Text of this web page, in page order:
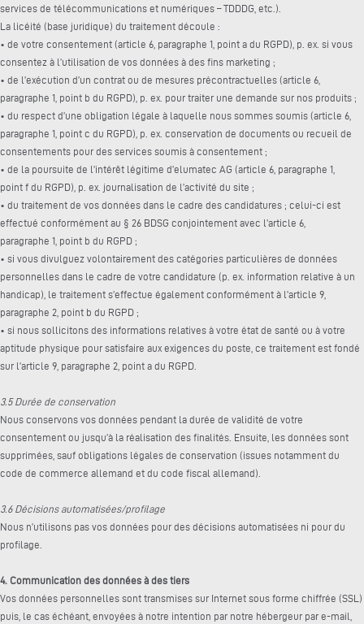
services de télécommunications et numériques – TDDDG, etc.).
La licéité (base juridique) du traitement découle :
• de votre consentement (article 6, paragraphe 1, point a du RGPD), p. ex. si vous
consentez à l’utilisation de vos données à des fins marketing ;
• de l’exécution d’un contrat ou de mesures précontractuelles (article 6,
paragraphe 1, point b du RGPD), p. ex. pour traiter une demande sur nos produits ;
• du respect d’une obligation légale à laquelle nous sommes soumis (article 6,
paragraphe 1, point c du RGPD), p. ex. conservation de documents ou recueil de
consentements pour des services soumis à consentement ;
• de la poursuite de l’intérêt légitime d’elumatec AG (article 6, paragraphe 1,
point f du RGPD), p. ex. journalisation de l’activité du site ;
• du traitement de vos données dans le cadre des candidatures ; celui-ci est
effectué conformément au § 26 BDSG conjointement avec l’article 6,
paragraphe 1, point b du RGPD ;
• si vous divulguez volontairement des catégories particulières de données
personnelles dans le cadre de votre candidature (p. ex. information relative à un
handicap), le traitement s’effectue également conformément à l’article 9,
paragraphe 2, point b du RGPD ;
• si nous sollicitons des informations relatives à votre état de santé ou à votre
aptitude physique pour satisfaire aux exigences du poste, ce traitement est fondé
sur l’article 9, paragraphe 2, point a du RGPD.
3.5 Durée de conservation
Nous conservons vos données pendant la durée de validité de votre
consentement ou jusqu’à la réalisation des finalités. Ensuite, les données sont
supprimées, sauf obligations légales de conservation (issues notamment du
code de commerce allemand et du code fiscal allemand).
3.6 Décisions automatisées/profilage
Nous n’utilisons pas vos données pour des décisions automatisées ni pour du
profilage.
4. Communication des données à des tiers
Vos données personnelles sont transmises sur Internet sous forme chiffrée (SSL)
puis, le cas échéant, envoyées à notre intention par notre hébergeur par e-mail,